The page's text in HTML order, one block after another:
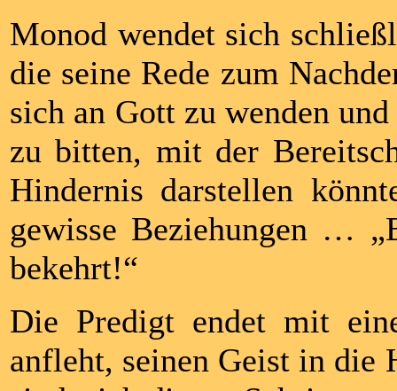
Monod wendet sich
die seine Rede zum
sich an Gott zu wenden
zu bitten, mit der
Hindernis darstellen
gewisse Beziehungen …
bekehrt!“
Die Predigt endet mit
anfleht, seinen Geist in die